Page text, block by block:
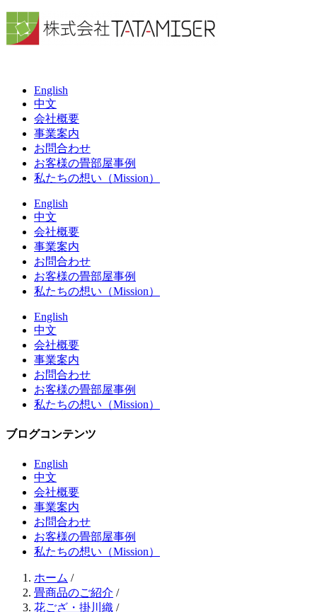
English
中文
会社概要
事業案内
お問合わせ
お客様の畳部屋事例
私たちの想い（Mission）
English
中文
会社概要
事業案内
お問合わせ
お客様の畳部屋事例
私たちの想い（Mission）
English
中文
会社概要
事業案内
お問合わせ
お客様の畳部屋事例
私たちの想い（Mission）
ブログコンテンツ
English
中文
会社概要
事業案内
お問合わせ
お客様の畳部屋事例
私たちの想い（Mission）
ホーム /
畳商品のご紹介 /
花ござ・掛川織 /